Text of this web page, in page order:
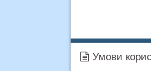
Умови